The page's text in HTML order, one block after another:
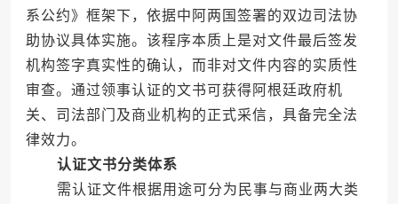
系公约》框架下，依据中阿两国签署的双边司法协
助协议具体实施。该程序本质上是对文件最后签发
机构签字真实性的确认，而非对文件内容的实质性
审查。通过领事认证的文书可获得阿根廷政府机
关、司法部门及商业机构的正式采信，具备完全法
律效力。
认证文书分类体系
需认证文件根据用途可分为民事与商业两大类